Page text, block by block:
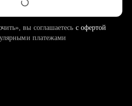
вы соглашаетесь с офертой
платежами